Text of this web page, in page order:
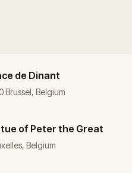
de Dinant
Brussel, Belgium
of Peter the Great
Belgium